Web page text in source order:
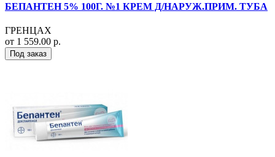
БЕПАНТЕН 5% 100Г. №1 КРЕМ Д/НАРУЖ.ПРИМ. ТУБА
ГРЕНЦАХ
от 1 559.00 р.
Под заказ